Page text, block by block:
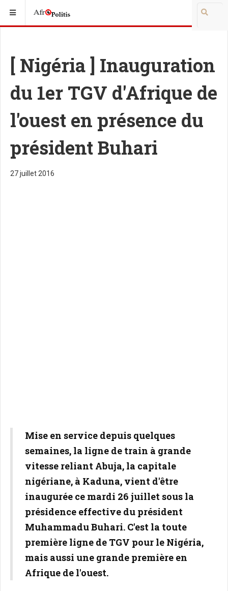
[ Nigéria ] Inauguration
du 1er TGV d'Afrique de
l'ouest en présence du
président Buhari
27 juillet 2016
Mise en service depuis quelques
semaines, la ligne de train à grande
vitesse reliant Abuja, la capitale
nigériane, à Kaduna, vient d'être
inaugurée ce mardi 26 juillet sous la
présidence effective du président
Muhammadu Buhari. C'est la toute
première ligne de TGV pour le Nigéria,
mais aussi une grande première en
Afrique de l'ouest.